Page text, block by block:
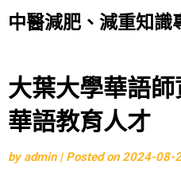
中醫減肥、減重知識
Skip
to
content
大葉大學華語
華語教育人才
byadmin | Posted on2024-08-